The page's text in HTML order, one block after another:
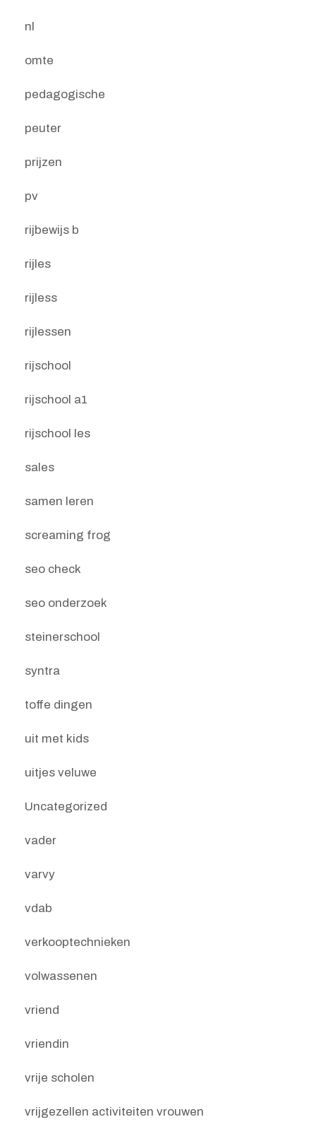
nl
omte
pedagogische
peuter
prijzen
pv
rijbewijs b
rijles
rijless
rijlessen
rijschool
rijschool a1
rijschool les
sales
samen leren
screaming frog
seo check
seo onderzoek
steinerschool
syntra
toffe dingen
uit met kids
uitjes veluwe
Uncategorized
vader
varvy
vdab
verkooptechnieken
volwassenen
vriend
vriendin
vrije scholen
vrijgezellen activiteiten vrouwen